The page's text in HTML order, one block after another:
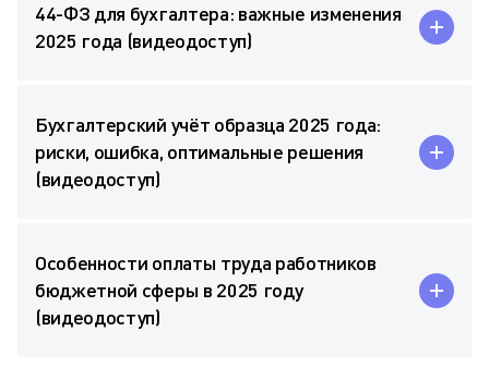
44-ФЗ для бухгалтера: важные изменения
2025 года (видеодоступ)
Бухгалтерский учёт образца 2025 года:
риски, ошибка, оптимальные решения
(видеодоступ)
Особенности оплаты труда работников
бюджетной сферы в 2025 году
(видеодоступ)